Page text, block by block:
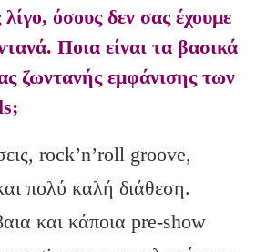
όσους δεν σας έχουμε
Ποια είναι τα βασικά
ζωντανής εμφάνισης των
rock’n’roll groove,
πολύ καλή διάθεση.
και κάποια pre-show